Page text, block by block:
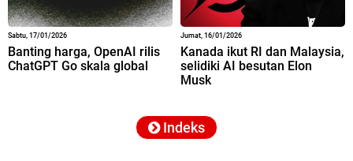
Sabtu, 17/01/2026
Banting harga, OpenAI rilis
ChatGPT Go skala global
Jumat, 16/01/2026
Kanada ikut RI dan Malaysia,
selidiki AI besutan Elon
Musk
Indeks